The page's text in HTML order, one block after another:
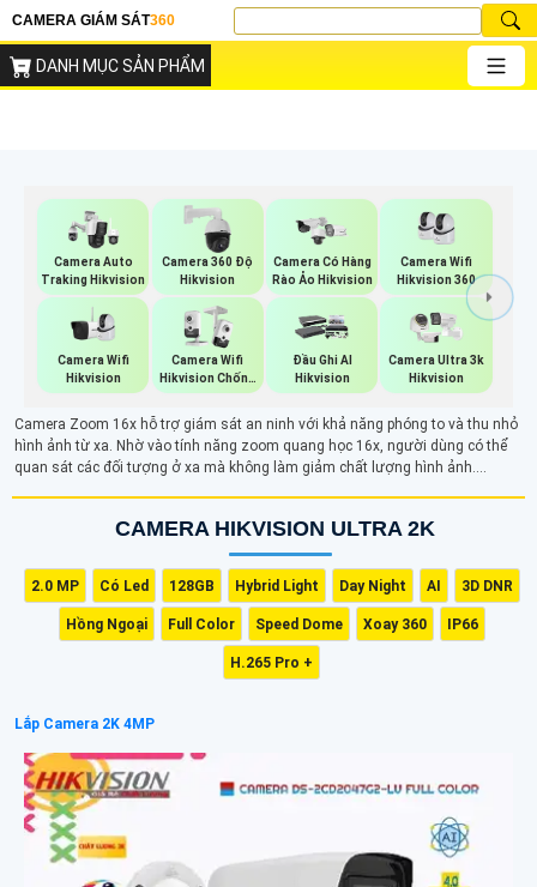
CAMERA GIÁM SÁT360
DANH MỤC SẢN PHẨM
Camera Auto
Traking Hikvision
Camera 360 Độ
Hikvision
Camera Có Hàng
Rào Ảo Hikvision
Camera Wifi
Hikvision 360
Camera Wifi
Hikvision
Camera Wifi
Hikvision Chống
Trộm
Đầu Ghi AI
Hikvision
Camera Ultra 3k
Hikvision
Camera Zoom 16x hỗ trợ giám sát an ninh với khả năng phóng to và thu nhỏ
hình ảnh từ xa. Nhờ vào tính năng zoom quang học 16x, người dùng có thể
quan sát các đối tượng ở xa mà không làm giảm chất lượng hình ảnh.
CAMERA HIKVISION ULTRA 2K
2.0 MP Có Led 128GB Hybrid Light Day Night AI 3D DNR
Hồng Ngoại Full Color Speed Dome Xoay 360 IP66
H.265 Pro +
Lắp Camera 2K 4MP